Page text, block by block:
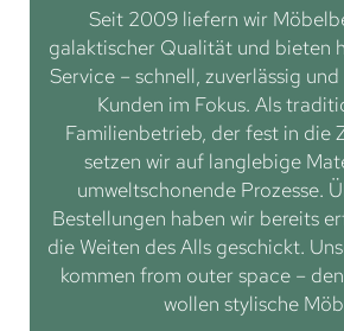
Seit 2009 liefern wir
galaktischer Qualität und bieten
Service – schnell, zuverlässig
Kunden im Fokus. Als
Familienbetrieb, der fest in die
setzen wir auf langlebige
umweltschonende Prozesse.
Bestellungen haben wir bereits
die Weiten des Alls geschickt.
kommen from outer space –
wollen stylische